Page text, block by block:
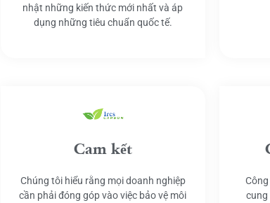
nhật những kiến thức mới nhất và áp
dụng những tiêu chuẩn quốc tế.
Cam kết
Chúng tôi hiểu rằng mọi doanh nghiệp
cần phải đóng góp vào việc bảo vệ môi
cung